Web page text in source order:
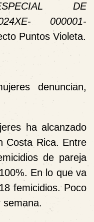
DE
000001-
Puntos Violeta.
denuncian,
ha alcanzado
Costa Rica. Entre
de pareja
En lo que va
femicidios. Poco
semana.